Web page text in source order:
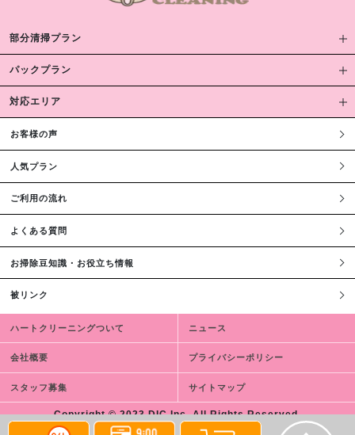
部分清掃プラン
パックプラン
対応エリア
お客様の声
人気プラン
ご利用の流れ
よくある質問
お掃除豆知識・お役立ち情報
被リンク
ハートクリーニングついて ニュース
会社概要 プライバシーポリシー
スタッフ募集 サイトマップ
Copyright © 2023 DIC,Inc. All Rights Reserved.